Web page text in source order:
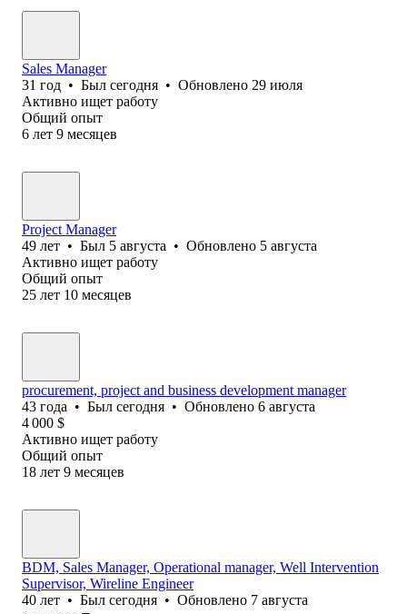
Sales Manager
31 год • Был сегодня • Обновлено 29 июля
Активно ищет работу
Общий опыт
6 лет 9 месяцев
Project Manager
49 лет • Был 5 августа • Обновлено 5 августа
Активно ищет работу
Общий опыт
25 лет 10 месяцев
procurement, project and business development manager
43 года • Был сегодня • Обновлено 6 августа
4 000 $
Активно ищет работу
Общий опыт
18 лет 9 месяцев
BDM, Sales Manager, Operational manager, Well Intervention
Supervisor, Wireline Engineer
40 лет • Был сегодня • Обновлено 7 августа